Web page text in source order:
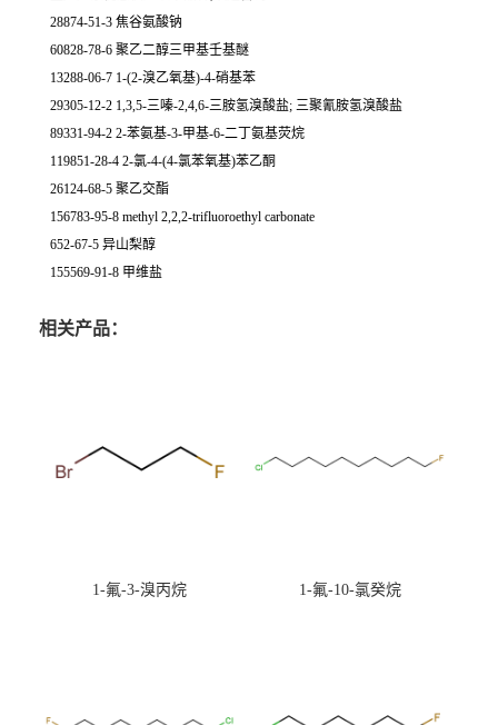
28874-51-3 焦谷氨酸钠
60828-78-6 聚乙二醇三甲基壬基醚
13288-06-7 1-(2-溴乙氧基)-4-硝基苯
29305-12-2 1,3,5-三嗪-2,4,6-三胺氢溴酸盐; 三聚氰胺氢溴酸盐
89331-94-2 2-苯氨基-3-甲基-6-二丁氨基荧烷
119851-28-4 2-氯-4-(4-氯苯氧基)苯乙酮
26124-68-5 聚乙交酯
156783-95-8 methyl 2,2,2-trifluoroethyl carbonate
652-67-5 异山梨醇
155569-91-8 甲维盐
相关产品：
1-氟-3-溴丙烷 1-氟-10-氯癸烷